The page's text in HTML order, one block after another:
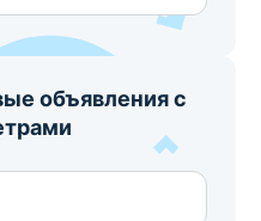
объявления с